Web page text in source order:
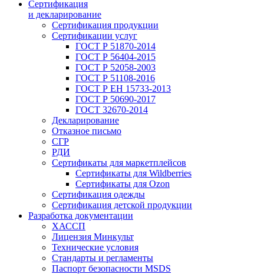
Сертификация
и декларирование
Сертификация продукции
Сертификации услуг
ГОСТ Р 51870-2014
ГОСТ Р 56404-2015
ГОСТ Р 52058-2003
ГОСТ Р 51108-2016
ГОСТ Р ЕН 15733-2013
ГОСТ Р 50690-2017
ГОСТ 32670-2014
Декларирование
Отказное письмо
СГР
РДИ
Сертификаты для маркетплейсов
Сертификаты для Wildberries
Сертификаты для Ozon
Сертификация одежды
Сертификация детской продукции
Разработка документации
ХАССП
Лицензия Минкульт
Технические условия
Стандарты и регламенты
Паспорт безопасности MSDS